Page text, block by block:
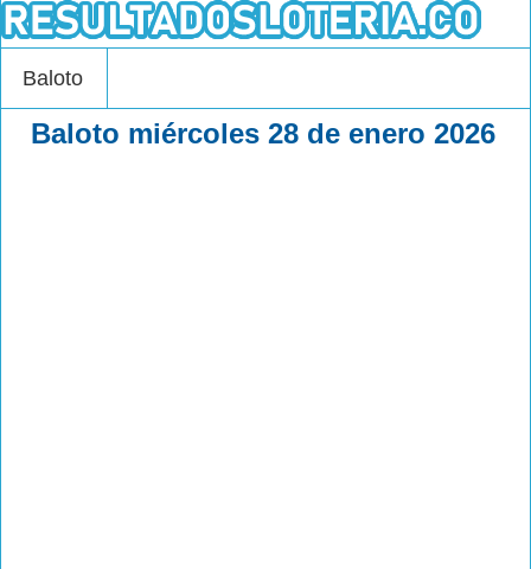
Baloto
Baloto miércoles 28 de enero 2026